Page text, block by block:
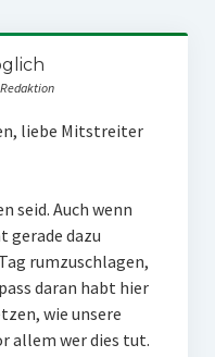
liebe Mitstreiter
seid. Auch wenn
gerade dazu
rumzuschlagen,
daran habt hier
wie unsere
allem wer dies tut.